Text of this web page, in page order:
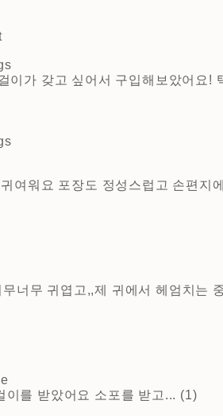
이가 갖고 싶어서 구입해보았어요!
여워요 포장도 정성스럽고 손편
너무 귀엽고,,제 귀에서 헤엄치는
이를 받았어요 소포를 받고... (1)